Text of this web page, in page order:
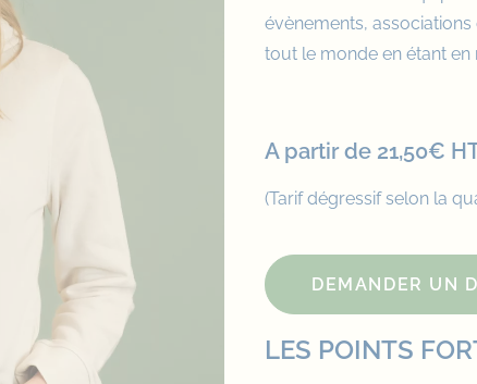
évènements,
tout le monde en étant
A partir de 21,50€
(Tarif dégressif selon la
DEMANDER UN
LES POINTS